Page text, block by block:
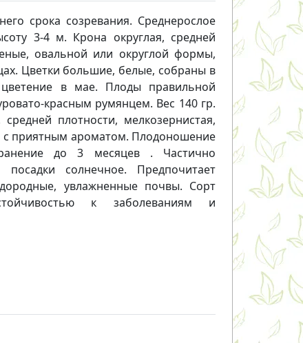
срока созревания. Среднерослое
3-4 м. Крона округлая, средней
овальной или округлой формы,
Цветки большие, белые, собраны в
цветение в мае. Плоды правильной
красным румянцем. Вес 140 гр.
плотности, мелкозернистая,
с приятным ароматом. Плодоношение
до 3 месяцев . Частично
солнечное. Предпочитает
увлажненные почвы. Сорт
к заболеваниям и